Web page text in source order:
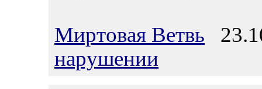
Миртовая Ветвь
нарушении